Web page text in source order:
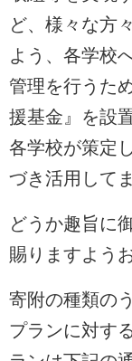
ど、様々な方
よう、各学校
管理を行うた
援基金』を設
各学校が策定
づき活用して
どうか趣旨に
賜りますよう
寄附の種類の
プランに対す